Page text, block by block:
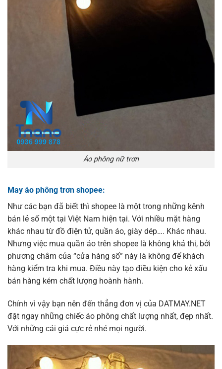
Áo phông nữ trơn
May áo phông trơn shopee:
Như các bạn đã biết thì shopee là một trong những kênh
bán lẻ số một tại Việt Nam hiện tại. Với nhiều mặt hàng
khác nhau từ đồ điện tử, quần áo, giày dép…. Khác nhau.
Nhưng việc mua quần áo trên shopee là không khả thi, bởi
phương châm của “cửa hàng số” này là không để khách
hàng kiểm tra khi mua. Điều này tạo điều kiện cho kẻ xấu
bán hàng kém chất lượng hoành hành.
Chính vì vậy bạn nên đến thẳng đơn vị của DATMAY.NET
đặt ngay những chiếc áo phông chất lượng nhất, đẹp nhất.
Với những cái giá cực rẻ nhé mọi người.